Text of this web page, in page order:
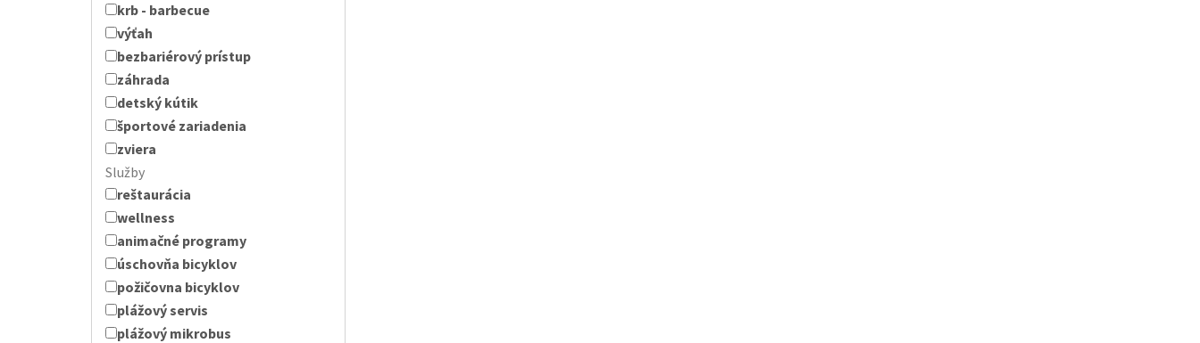
krb - barbecue
výťah
bezbariérový prístup
záhrada
detský kútik
športové zariadenia
zviera
Služby
reštaurácia
wellness
animačné programy
úschovňa bicyklov
požičovna bicyklov
plážový servis
plážový mikrobus